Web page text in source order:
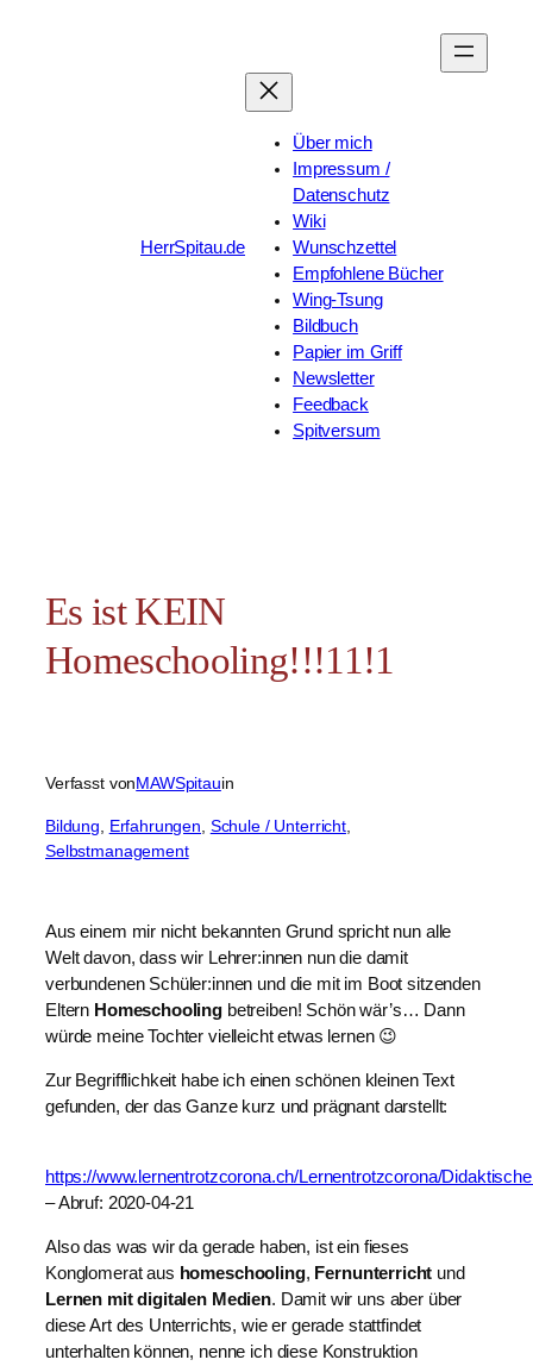
HerrSpitau.de
Über mich
Impressum /
Datenschutz
Wiki
Wunschzettel
Empfohlene Bücher
Wing-Tsung
Bildbuch
Papier im Griff
Newsletter
Feedback
Spitversum
Es ist KEIN
Homeschooling!!!11!1
Verfasst vonMAWSpitauin
Bildung Erfahrungen Schule / Unterricht
Selbstmanagement
Aus einem mir nicht bekannten Grund spricht nun alle
Welt davon, dass wir Lehrer:innen nun die damit
verbundenen Schüler:innen und die mit im Boot sitzenden
Eltern Homeschooling betreiben! Schön wär’s… Dann
würde meine Tochter vielleicht etwas lernen 😉
Zur Begrifflichkeit habe ich einen schönen kleinen Text
gefunden, der das Ganze kurz und prägnant darstellt:
https://www.lernentrotzcorona.ch/Lernentrotzcorona/
– Abruf: 2020-04-21
Also das was wir da gerade haben, ist ein fieses
Konglomerat aus homeschooling, Fernunterricht und
Lernen mit digitalen Medien. Damit wir uns aber über
diese Art des Unterrichts, wie er gerade stattfindet
unterhalten können, nenne ich diese Konstruktion